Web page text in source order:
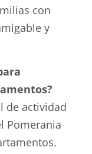
con
y
de actividad
Pomerania